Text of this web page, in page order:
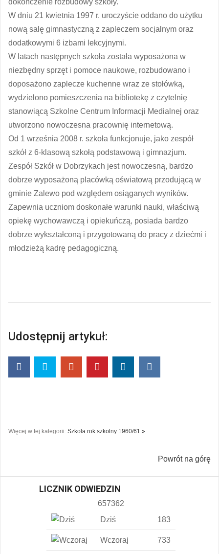
dokończenie rozbudowy szkoły.
W dniu 21 kwietnia 1997 r. uroczyście oddano do użytku
nową salę gimnastyczną z zapleczem socjalnym oraz
dodatkowymi 6 izbami lekcyjnymi.
W latach następnych szkoła została wyposażona w
niezbędny sprzęt i pomoce naukowe, rozbudowano i
doposażono zaplecze kuchenne wraz ze stołówką,
wydzielono pomieszczenia na bibliotekę z czytelnię
stanowiącą Szkolne Centrum Informacji Medialnej oraz
utworzono nowoczesna pracownię internetową.
Od 1 września 2008 r. szkoła funkcjonuje, jako zespół
szkół z 6-klasową szkołą podstawową i gimnazjum.
Zespół Szkół w Dobrzykach jest nowoczesną, bardzo
dobrze wyposażoną placówką oświatową przodującą w
gminie Zalewo pod względem osiąganych wyników.
Zapewnia uczniom doskonałe warunki nauki, właściwą
opiekę wychowawczą i opiekuńczą, posiada bardzo
dobrze wykształconą i przygotowaną do pracy z dziećmi i
młodzieżą kadrę pedagogiczną.
Udostępnij artykuł:
Więcej w tej kategorii: Szkoła rok szkolny 1960/61 »
Powrót na górę
LICZNIK ODWIEDZIN
657362
Dziś
183
Wczoraj 733